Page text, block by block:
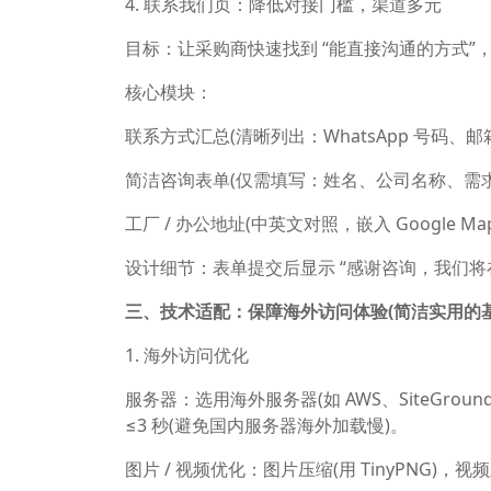
目标：让采购商快速找到 “能直接沟通的方式”
核心模块：
联系方式汇总(清晰列出：WhatsApp 号码、邮
简洁咨询表单(仅需填写：姓名、公司名称、
工厂 / 办公地址(中英文对照，嵌入 Google
设计细节：表单提交后显示 “感谢咨询，我们
三、技术适配：保障海外访问体验(简洁实用的
1. 海外访问优化
服务器：选用海外服务器(如 AWS、
≤3 秒(避免国内服务器海外加载慢)。
图片 / 视频优化：图片压缩(用 TinyPNG)，视